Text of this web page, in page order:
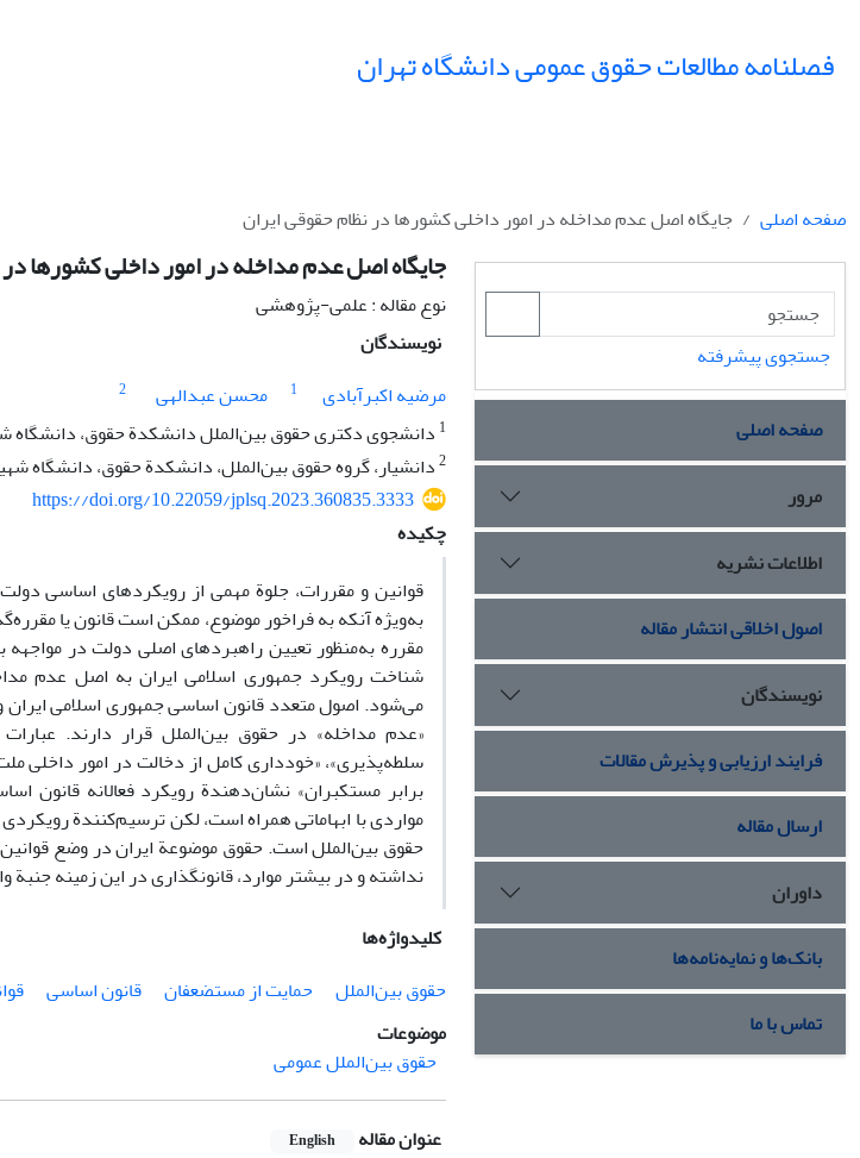
فصلنامه مطالعات حقوق عمومی دانشگاه تهران
صفحه اصلی جایگاه اصل عدم مداخله در امور داخلی کشورها در نظام حقوقی ایران
جایگاه اصل عدم مداخله در امور داخلی کشورها
نوع مقاله : علمی-پژوهشی
نویسندگان
مرضیه اکبرآبادی
1 محسن عبدالهی
2
1 دانشجوی دکتری حقوق بین‌الملل دانشکدة حقوق، دانشگاه
2دانشیار، گروه حقوق بین‌الملل، دانشکدة حقوق، دانشگاه
https://doi.org/10.22059/jplsq.2023.360835.3333
چکیده
قوانین و مقررات، جلوة مهمی از رویکردهای اساسی
به‌ویژه آنکه به فراخور موضوع، ممکن است قانون یا
مقرره به‌منظور تعیین راهبردهای اصلی دولت در
شناخت رویکرد جمهوری اسلامی ایران به اصل عدم
«عدم مداخله» در حقوق بین‌الملل قرار دارند.
سلطه‌‌پذیری»، «خودداری کامل از دخالت در امور داخلی
برابر مستکبران» نشان‌دهندة رویکرد فعالانه
مواردی با ابهاماتی همراه است، لکن ترسیم‌کنندة
حقوق بین‌الملل است. حقوق موضوعة ایران در وضع
نداشته و در بیشتر موارد، قانونگذاری در این زمینه
کلیدواژه‌ها
حقوق بین‌الملل
حمایت از ‏مستضعفان قانون اساسی
موضوعات
حقوق بین‌الملل عمومی
عنوان مقاله English
جستجوی پیشرفته
صفحه اصلی
مرور
اطلاعات نشریه
اصول اخلاقی انتشار مقاله
نویسندگان
فرایند ارزیابی و پذیرش مقالات
ارسال مقاله
داوران
بانک‌ها و نمایه‌نامه‌ها
تماس با ما